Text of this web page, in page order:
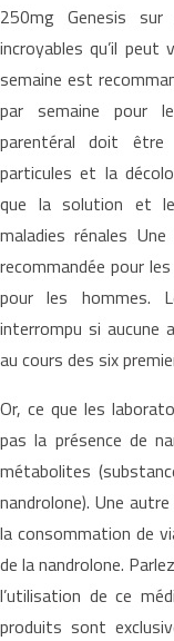
250mg Genesis
incroyables qu’il
semaine est
par semaine pour
parentéral doit être
particules et la
que la solution et
maladies rénales
recommandée pour
pour les hommes.
interrompu si aucune
au cours des six
Or, ce que les
pas la présence de
métabolites
nandrolone). Une
la consommation de
de la nandrolone.
l’utilisation de ce
produits sont